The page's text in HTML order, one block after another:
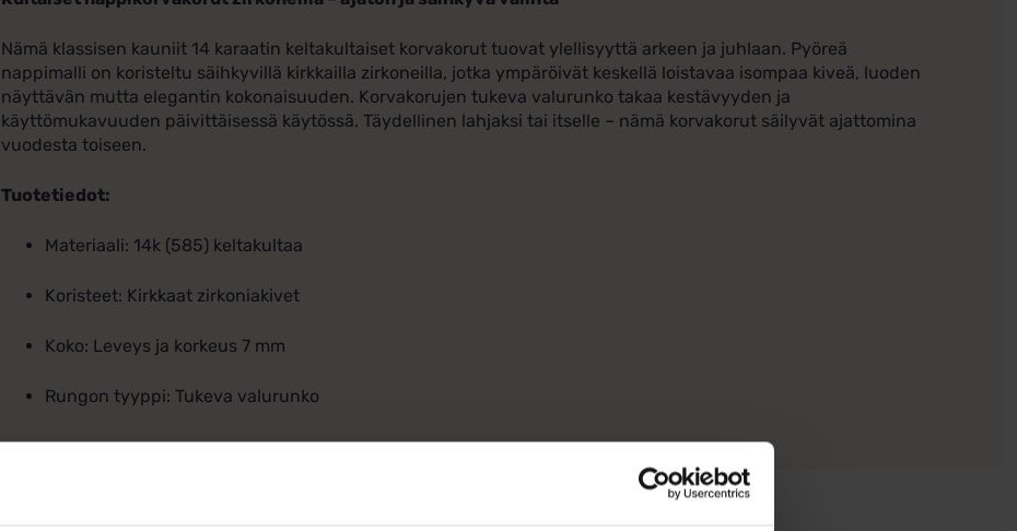
Nämä klassisen kauniit 14 karaatin keltakultaiset korvakorut tuovat ylellisyyttä arkeen ja juhlaan. Pyöreä
nappimalli on koristeltu säihkyvillä kirkkailla zirkoneilla, jotka ympäröivät keskellä loistavaa isompaa kiveä, luoden
näyttävän mutta elegantin kokonaisuuden. Korvakorujen tukeva valurunko takaa kestävyyden ja
käyttömukavuuden päivittäisessä käytössä. Täydellinen lahjaksi tai itselle – nämä korvakorut säilyvät ajattomina
vuodesta toiseen.
Tuotetiedot:
Materiaali: 14k (585) keltakultaa
Koristeet: Kirkkaat zirkoniakivet
Koko: Leveys ja korkeus 7 mm
Rungon tyyppi: Tukeva valurunko